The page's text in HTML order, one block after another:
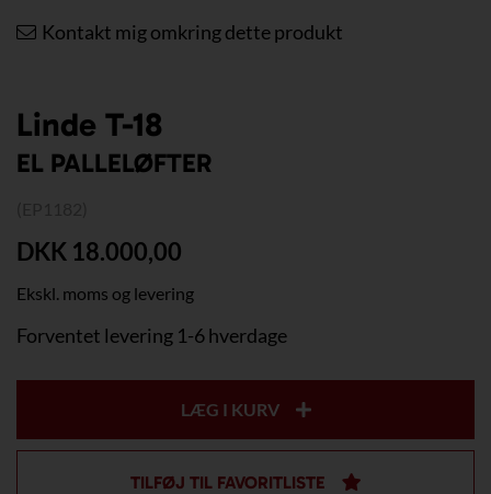
Kontakt mig omkring dette produkt
Linde T-18
EL PALLELØFTER
DKK 18.000,00
Ekskl. moms og levering
Forventet levering 1-6 hverdage
LÆG I KURV
TILFØJ TIL FAVORITLISTE